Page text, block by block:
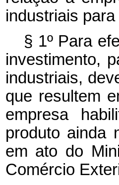
industriais
§ 1º Para
investimento,
industriais,
que resultem
empresa
produto ainda
em ato do
Comércio